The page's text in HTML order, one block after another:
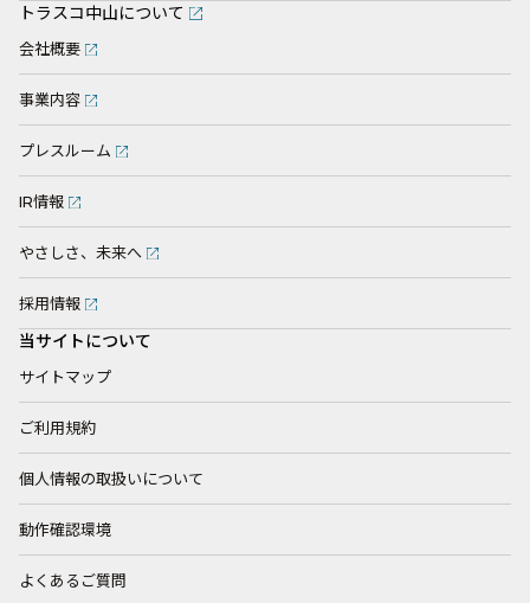
トラスコ中山について
会社概要
事業内容
プレスルーム
IR情報
やさしさ、未来へ
採用情報
当サイトについて
サイトマップ
ご利用規約
個人情報の取扱いについて
動作確認環境
よくあるご質問